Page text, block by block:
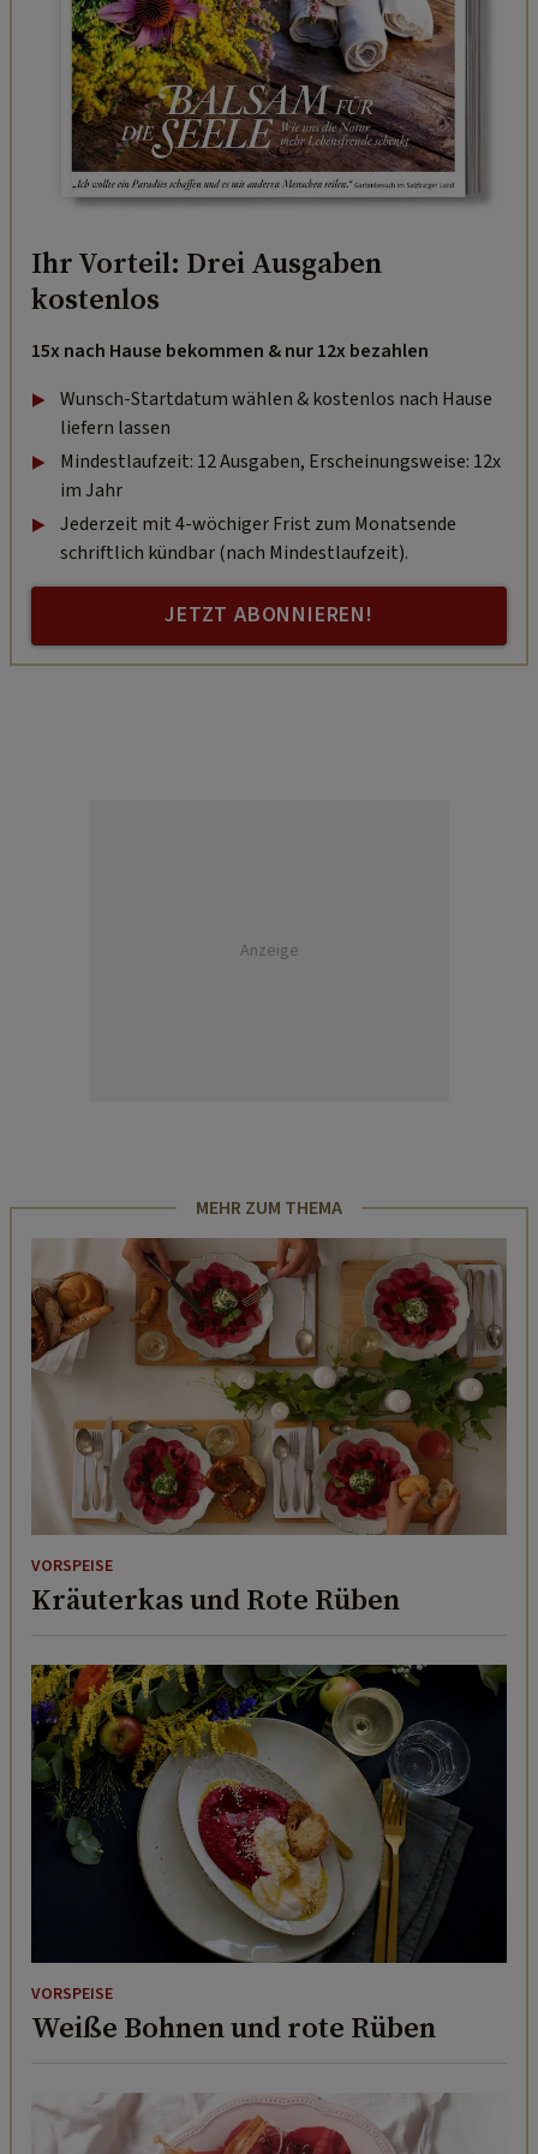
Ihr Vorteil: Drei Ausgaben
kostenlos
15x nach Hause bekommen & nur 12x bezahlen
Wunsch-Startdatum wählen & kostenlos nach Hause
liefern lassen
Mindestlaufzeit: 12 Ausgaben, Erscheinungsweise: 12x
im Jahr
Jederzeit mit 4-wöchiger Frist zum Monatsende
schriftlich kündbar (nach Mindestlaufzeit).
JETZT ABONNIEREN!
Anzeige
MEHR ZUM THEMA
VORSPEISE
Kräuterkas und Rote Rüben
VORSPEISE
Weiße Bohnen und rote Rüben